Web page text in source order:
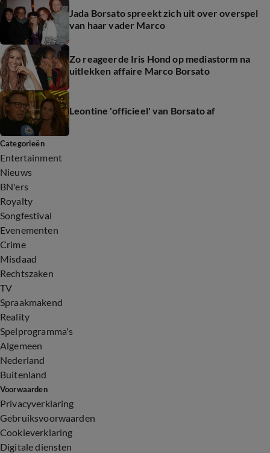
Jada Borsato spreekt zich uit over overspel
van haar vader Marco
Zo reageerde Iris Hond op mediastorm na
uitlekken affaire Marco Borsato
Leontine 'officieel' van Borsato af
Categorieën
Entertainment
Nieuws
BN'ers
Royalty
Songfestival
Evenementen
Crime
Misdaad
Rechtszaken
TV
Spraakmakend
Reality
Spelprogramma's
Algemeen
Nederland
Buitenland
Voorwaarden
Privacyverklaring
Gebruiksvoorwaarden
Cookieverklaring
Digitale diensten